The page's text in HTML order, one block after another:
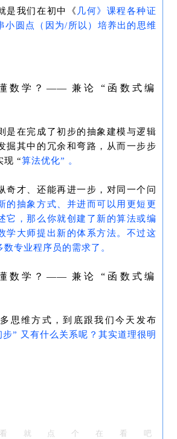
是我们在初中《 几何》课程各种证
小圆点 （因为/所以） 培养出的思维
是在完成了初步的抽象建模与逻辑
掘其中的冗余和弯路，从而一步步
现 “算法优化” 。
奇才、还能再进一步，对同一个问
的抽象方式、并进而可以用更短更
它，那么你就创建了新的算法或编
学大师提出新的体系方法。不过这
数专业程序员的需求了。
思维方式，到底跟我们今天发布
步” 又有什么关系呢？其实道理很明
就点个在看吧